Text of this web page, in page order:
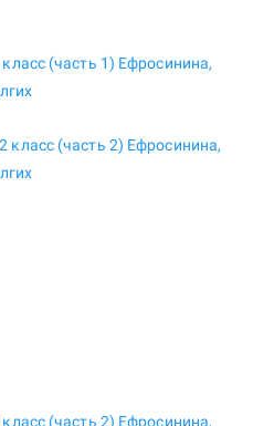
(часть 1) Ефросинина,
(часть 2) Ефросинина,